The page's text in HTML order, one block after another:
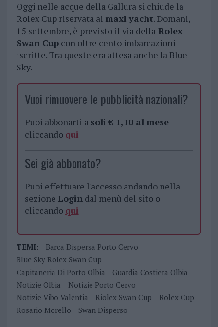
Oggi nelle acque della Gallura si chiude la
Rolex Cup riservata ai maxi yacht. Domani,
15 settembre, è previsto il via dellaRolex
Swan Cupcon oltre cento imbarcazioni
iscritte. Tra queste era attesa anche la Blue
Sky.
Vuoi rimuovere le pubblicità nazionali?
Puoi abbonarti a soli € 1,10 al mese
cliccando qui
Sei già abbonato?
Puoi effettuare l'accesso andando nella
sezione Logindal menù del sito o
cliccando qui
TEMI:
Barca Dispersa Porto Cervo
Blue Sky Rolex Swan Cup
Capitaneria Di Porto Olbia
Guardia Costiera Olbia
Notizie Olbia
Notizie Porto Cervo
Notizie Vibo Valentia
Riolex Swan Cup
Rolex Cup
Rosario Morello
Swan Disperso